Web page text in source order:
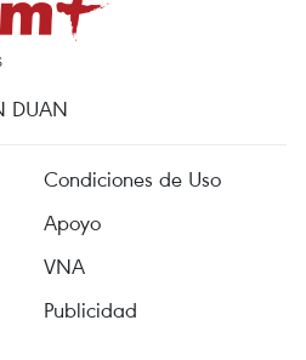
DUAN
Condiciones de Uso
Apoyo
VNA
Publicidad